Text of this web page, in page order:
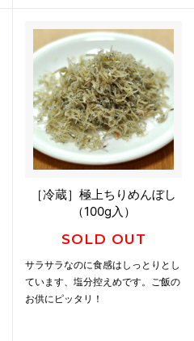
［冷蔵］極上ちりめんぼし
（100g入）
SOLD OUT
サラサラなのに食感はしっとりとし
ています、塩分控えめです。ご飯の
お供にピッタリ！